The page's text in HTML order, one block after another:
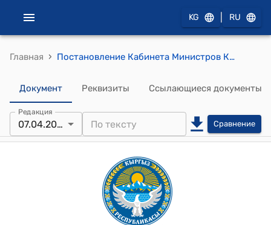
KG RU
Главная › Постановление Кабинета Министров КР от 31 июля 2024 года № 437 "О вопросах пребывания иностранных граждан и лиц без гражданства на территории Кыргызской Республики"
Документ Реквизиты Ссылающиеся документы
Редакция
07.04.2025 Сравнение